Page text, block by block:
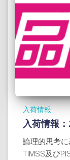
入荷情報
入荷情報：
論理的思考
TIMSS及び